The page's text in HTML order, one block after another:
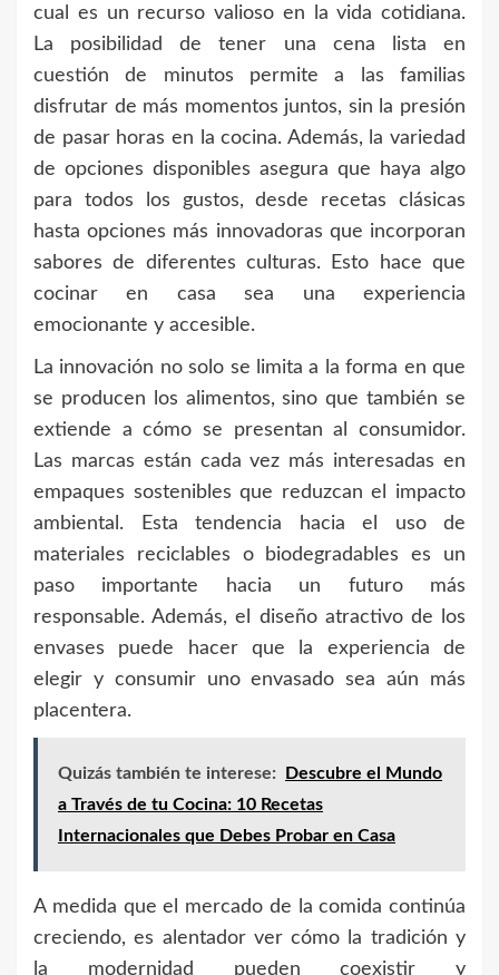
cual es un recurso valioso en la vida cotidiana.
La posibilidad de tener una cena lista en
cuestión de minutos permite a las familias
disfrutar de más momentos juntos, sin la presión
de pasar horas en la cocina. Además, la variedad
de opciones disponibles asegura que haya algo
para todos los gustos, desde recetas clásicas
hasta opciones más innovadoras que incorporan
sabores de diferentes culturas. Esto hace que
cocinar en casa sea una experiencia
emocionante y accesible.
La innovación no solo se limita a la forma en que
se producen los alimentos, sino que también se
extiende a cómo se presentan al consumidor.
Las marcas están cada vez más interesadas en
empaques sostenibles que reduzcan el impacto
ambiental. Esta tendencia hacia el uso de
materiales reciclables o biodegradables es un
paso importante hacia un futuro más
responsable. Además, el diseño atractivo de los
envases puede hacer que la experiencia de
elegir y consumir uno envasado sea aún más
placentera.
Quizás también te interese:
Descubre el Mundo
a Través de tu Cocina: 10 Recetas
Internacionales que Debes Probar en Casa
A medida que el mercado de la comida continúa
creciendo, es alentador ver cómo la tradición y
la modernidad pueden coexistir y